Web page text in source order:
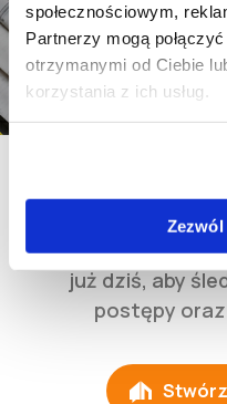
społecznościowym,
Partnerzy mogą
otrzymanymi od Ciebie
korzystania z ich usług.
Czym jest
Stwórz dziennik
już dziś, aby
postępy